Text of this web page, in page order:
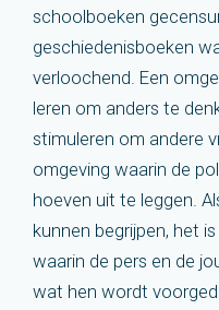
schoolboeken
geschiedenisboeken
verloochend. Een
leren om anders te
stimuleren om andere
omgeving waarin de
hoeven uit te leggen.
kunnen begrijpen, het
waarin de pers en de
wat hen wordt